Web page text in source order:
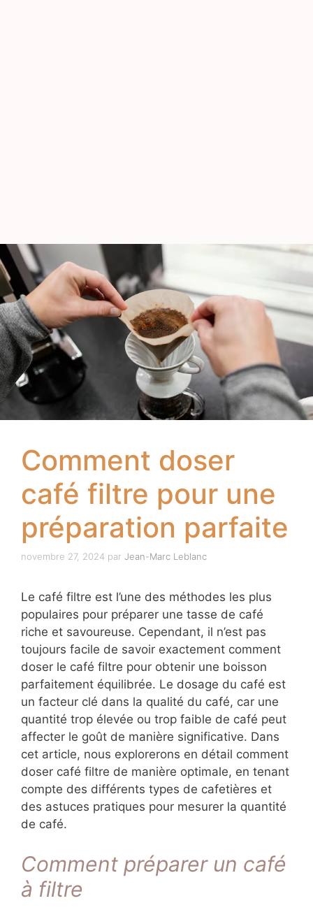
Comment doser
café filtre pour une
préparation parfaite
novembre 27, 2024 par Jean-Marc Leblanc
Le café filtre est l’une des méthodes les plus
populaires pour préparer une tasse de café
riche et savoureuse. Cependant, il n’est pas
toujours facile de savoir exactement comment
doser le café filtre pour obtenir une boisson
parfaitement équilibrée. Le dosage du café est
un facteur clé dans la qualité du café, car une
quantité trop élevée ou trop faible de café peut
affecter le goût de manière significative. Dans
cet article, nous explorerons en détail comment
doser café filtre de manière optimale, en tenant
compte des différents types de cafetières et
des astuces pratiques pour mesurer la quantité
de café.
Comment préparer un café
à filtre